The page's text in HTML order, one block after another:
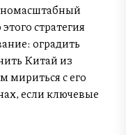
стратегия
оградить
Китай из
мириться с его
если ключевые